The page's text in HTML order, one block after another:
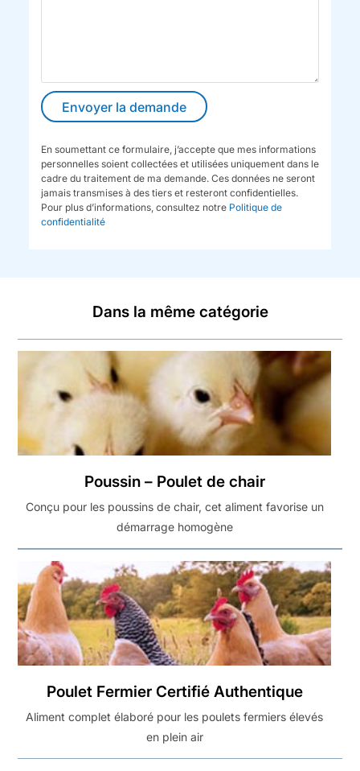
En soumettant ce formulaire, j’accepte que mes informations
personnelles soient collectées et utilisées uniquement dans le
cadre du traitement de ma demande. Ces données ne seront
jamais transmises à des tiers et resteront confidentielles.
Pour plus d’informations, consultez notre Politique de
confidentialité
Dans la même catégorie
Poussin – Poulet de chair
Conçu pour les poussins de chair, cet aliment favorise un
démarrage homogène
Poulet Fermier Certifié Authentique
Aliment complet élaboré pour les poulets fermiers élevés
en plein air